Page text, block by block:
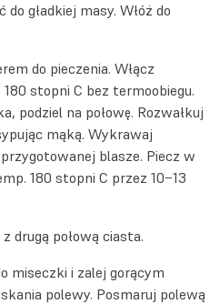
do gładkiej masy. Włóż do
do pieczenia. Włącz
stopni C bez termoobiegu.
podziel na połowę. Rozwałkuj
mąką. Wykrawaj
blasze. Piecz w
180 stopni C przez 10−13
drugą połową ciasta.
miseczki i zalej gorącym
polewy. Posmaruj polewą